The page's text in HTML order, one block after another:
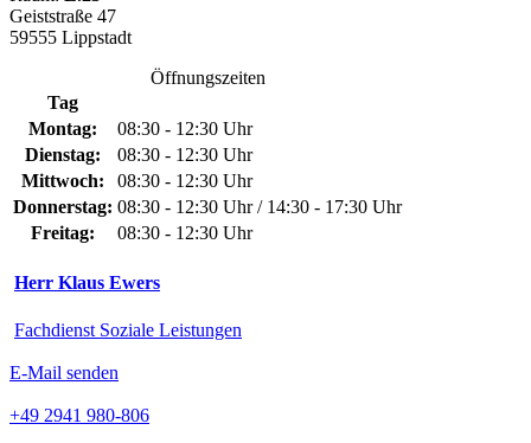
Geiststraße 47
59555 Lippstadt
Öffnungszeiten
Tag
Montag:
08:30 - 12:30 Uhr
Dienstag:
08:30 - 12:30 Uhr
Mittwoch:
08:30 - 12:30 Uhr
Donnerstag: 08:30 - 12:30 Uhr / 14:30 - 17:30 Uhr
Freitag:
08:30 - 12:30 Uhr
Herr Klaus Ewers
Fachdienst Soziale Leistungen
E-Mail senden
+49 2941 980-806